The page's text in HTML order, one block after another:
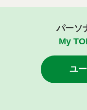
パーソ
My
ユ